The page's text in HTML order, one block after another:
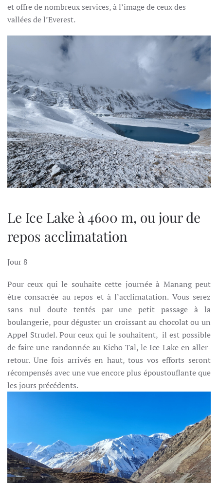
et offre de nombreux services, à l’image de ceux des
vallées de l’Everest.
Le Ice Lake à 4600 m, ou jour de
repos acclimatation
Jour 8
Pour ceux qui le souhaite cette journée à Manang peut
être consacrée au repos et à l’acclimatation. Vous serez
sans nul doute tentés par une petit passage à la
boulangerie, pour déguster un croissant au chocolat ou un
Appel Strudel. Pour ceux qui le souhaitent, il est possible
de faire une randonnée au Kicho Tal, le Ice Lake en aller-
retour. Une fois arrivés en haut, tous vos efforts seront
récompensés avec une vue encore plus époustouflante que
les jours précédents.